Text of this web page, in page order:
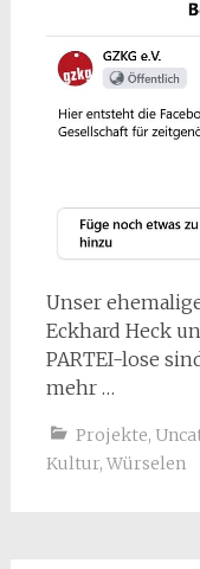
Unser
Eckhard Heck
PARTEI-lose
mehr …
Projekte,
Kultur, Würselen